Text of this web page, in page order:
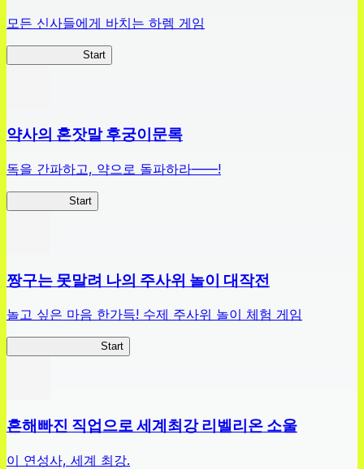
모든 신사들에게 바치는 하렘 게임
Start
약사의 혼잣말 후궁이문록
독을 간파하고, 약으로 돌파하라——!
Start
짱구는 못말려 나의 주사위 놀이 대작전
놀고 싶은 마음 한가득! 수제 주사위 놀이 체험 게임
Start
흔해빠진 직업으로 세계최강 리벨리온 소울
이 연성사, 세계 최강.